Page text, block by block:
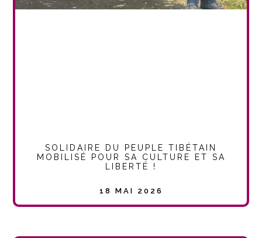
SOLIDAIRE DU PEUPLE TIBÉTAIN
MOBILISÉ POUR SA CULTURE ET SA
LIBERTÉ !
18 MAI 2026